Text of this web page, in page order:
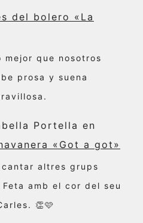
del bolero «La
mejor que nosotros
prosa y suena
Portella en
«Got a got»
altres grups
amb el cor del seu
👏🩷